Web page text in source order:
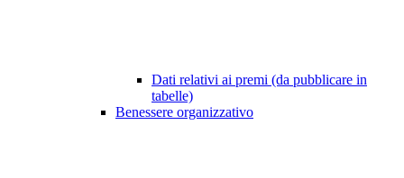
Dati relativi ai premi (da pubblicare in
tabelle)
Benessere organizzativo